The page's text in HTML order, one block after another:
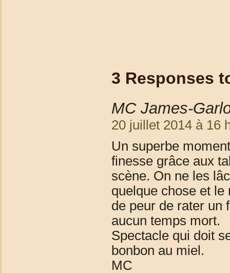
3 Responses
MC James-
20 juillet 2014 à 16
Un superbe
finesse grâce aux
scène. On ne les
quelque chose et
de peur de rater un
aucun temps mort.
Spectacle qui doit
bonbon au miel.
MC